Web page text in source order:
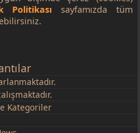
Politikası sayfamızda tüm
Kategoriler